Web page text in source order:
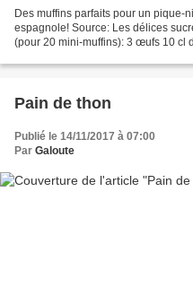
Des muffins parfaits pour un pique-
espagnole! Source: Les délices
(pour 20 mini-muffins): 3 œufs 10 cl
Pain de thon
Publié le 14/11/2017 à 07:00
Par Galoute